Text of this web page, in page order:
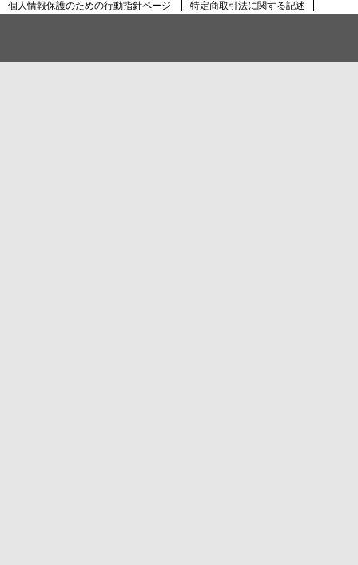
個人情報保護のための行動指針ページ 特定商取引法に関する記述